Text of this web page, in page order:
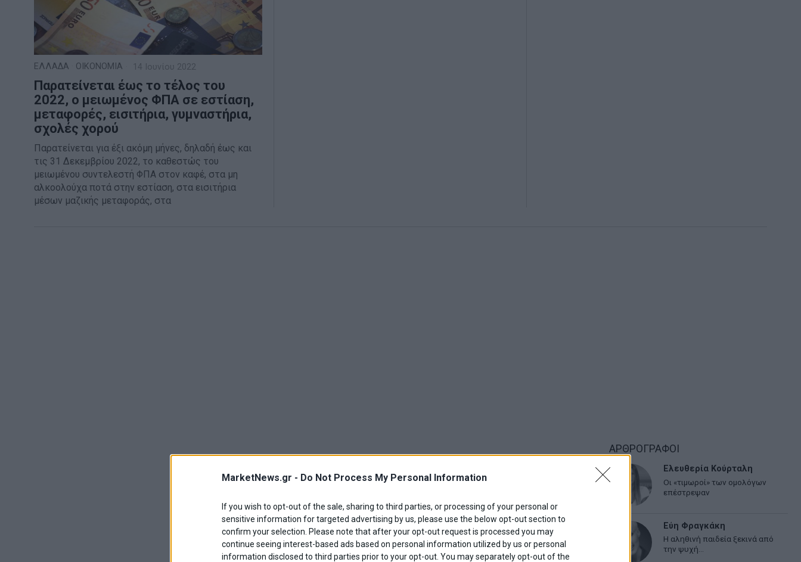
MarketNews.gr - Do Not Process My Personal Information
If you wish to opt-out of the sale, sharing to third parties, or processing of your personal or
sensitive information for targeted advertising by us, please use the below opt-out section to
confirm your selection. Please note that after your opt-out request is processed you may
continue seeing interest-based ads based on personal information utilized by us or personal
information disclosed to third parties prior to your opt-out. You may separately opt-out of the
ΕΛΛΑΔΑ ΟΙΚΟΝΟΜΙΑ 14 Ιουνίου 2022
Παρατείνεται έως το τέλος του
2022, ο μειωμένος ΦΠΑ σε εστίαση,
μεταφορές, εισιτήρια, γυμναστήρια,
σχολές χορού
Παρατείνεται για έξι ακόμη μήνες, δηλαδή έως και
τις 31 Δεκεμβρίου 2022, το καθεστώς του
μειωμένου συντελεστή ΦΠΑ στον καφέ, στα μη
αλκοολούχα ποτά στην εστίαση, στα εισιτήρια
μέσων μαζικής μεταφοράς, στα
ΑΡΘΡΟΓΡΑΦΟΙ
Ελευθερία Κούρταλη
Οι «τιμωροί» των ομολόγων
επέστρεψαν
Εύη Φραγκάκη
Η αληθινή παιδεία ξεκινά από
την ψυχή…